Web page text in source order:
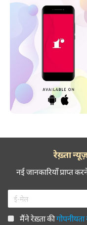
रेख़्ता
नई जानकारियाँ प्राप्त
मैंने रेख़्ता कीगोपनीयता